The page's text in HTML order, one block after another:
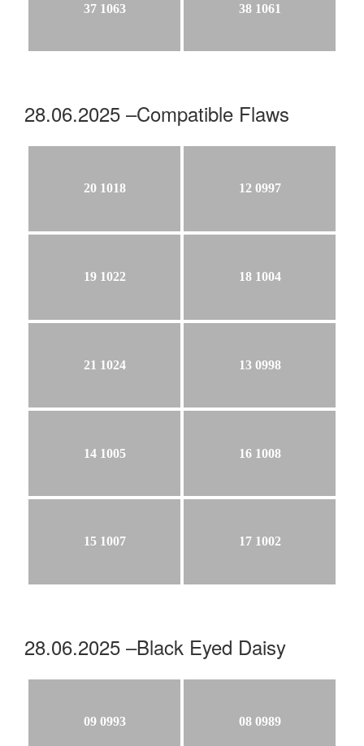
37 1063 38 1061
28.06.2025 –Compatible Flaws
20 1018 12 0997
19 1022 18 1004
21 1024 13 0998
14 1005 16 1008
15 1007 17 1002
28.06.2025 –Black Eyed Daisy
09 0993 08 0989